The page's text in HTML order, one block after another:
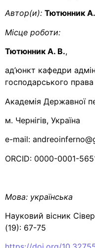
Автор(и): Тютюнник
Місце роботи:
Тютюнник А. В.,
ад’юнкт кафедри
господарського права
Академія Державної
м. Чернігів, Україна
e-mail:
ORCID: 0000-0001-
Мова: українська
Науковий вісник
(19): 67-75